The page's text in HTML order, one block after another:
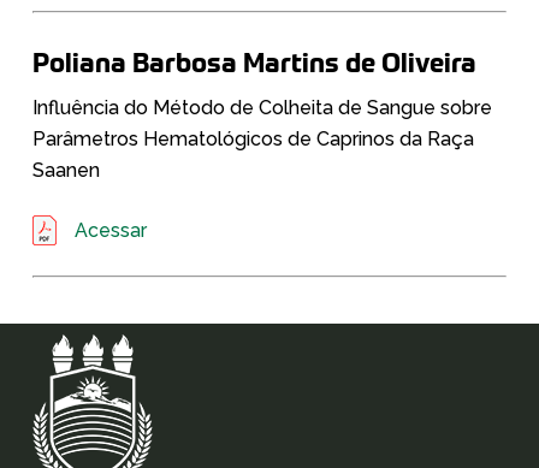
Poliana Barbosa Martins de Oliveira
Influência do Método de Colheita de Sangue sobre
Parâmetros Hematológicos de Caprinos da Raça
Saanen
Acessar